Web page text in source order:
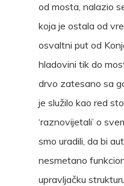
od mosta, nalazio
koja je ostala od
osvaltni put od
hladovini tik do
drvo zatesano sa
je služilo kao red
‘raznovijetali’ o
smo uradili, da bi
nesmetano
upravljačku